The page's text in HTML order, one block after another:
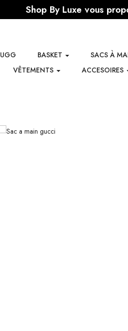
Shop By Luxe vous
UGG BASKET SACS À
VÊTEMENTS
ACCESOIRES